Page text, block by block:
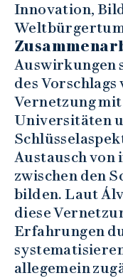
Innovation,
Auswirkungen
des Vorschlags
Vernetzung
Universitäten
Austausch von
zwischen den
bilden. Laut
diese
Erfahrungen
allegemein